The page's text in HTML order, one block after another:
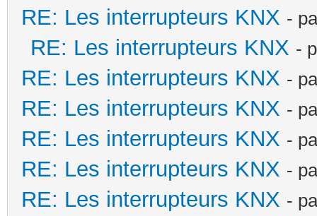
RE: Les interrupteurs KNX -
RE: Les interrupteurs KNX -
RE: Les interrupteurs KNX -
RE: Les interrupteurs KNX -
RE: Les interrupteurs KNX -
RE: Les interrupteurs KNX -
RE: Les interrupteurs KNX -